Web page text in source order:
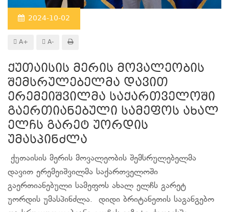
2024-10-02
A+ A-
ქუთაისის მერის მოვალეობის
შემსრულებელმა დავით
ერემეიშვილმა საქართველოში
გაერთიანებული სამეფოს ახალ
ელჩს გარეტ უორდის
უმასპინძლა
ქუთაისის მერის მოვალეობის შემსრულებელმა
დავით ერემეიშვილმა საქართველოში
გაერთიანებული სამეფოს ახალ ელჩს გარეტ
უორდის უმასპინძლა. დიდი ბრიტანეთის საგანგებო